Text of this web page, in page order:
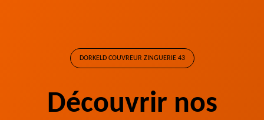
DORKELD COUVREUR ZINGUERIE 43
Découvrir nos